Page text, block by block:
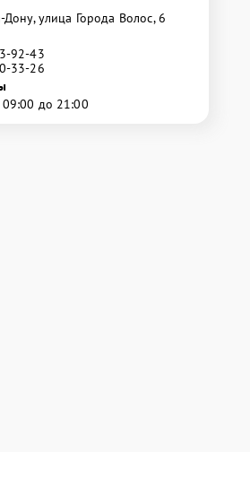
Дону, улица Города Волос, 6
92-43
33-26
09:00 до 21:00